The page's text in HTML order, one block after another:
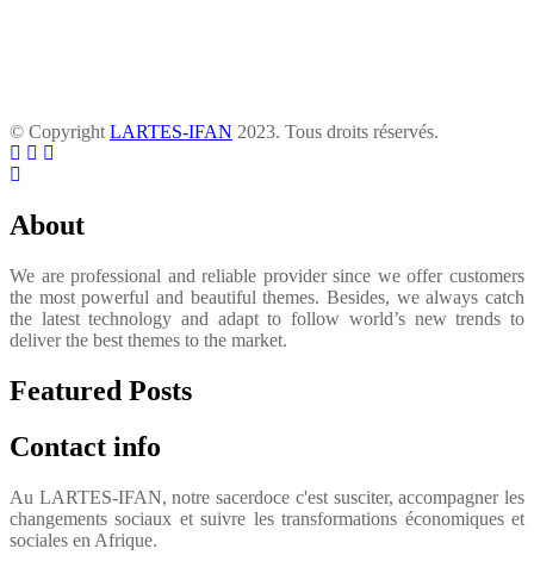
© Copyright LARTES-IFAN 2023. Tous droits réservés.
About
We are professional and reliable provider since we offer customers
the most powerful and beautiful themes. Besides, we always catch
the latest technology and adapt to follow world’s new trends to
deliver the best themes to the market.
Featured Posts
Contact info
Au LARTES-IFAN, notre sacerdoce c'est susciter, accompagner les
changements sociaux et suivre les transformations économiques et
sociales en Afrique.